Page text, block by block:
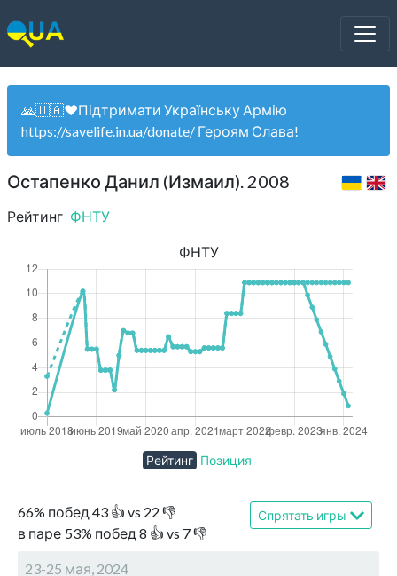
🙏🇺🇦❤️Підтримати Українську Армію
https://savelife.in.ua/donate/ Героям Слава!
Остапенко Данил (Измаил). 2008
Рейтинг ФНТУ
66% побед 43 👍 vs 22 👎
в паре 53% побед 8 👍 vs 7👎
Спрятать игры
23-25 мая, 2024
ФНТУ
Рейтинг Позиция